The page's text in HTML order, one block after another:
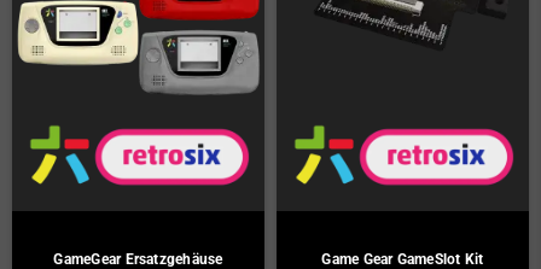
GameGear Ersatzgehäuse Game Gear GameSlot Kit